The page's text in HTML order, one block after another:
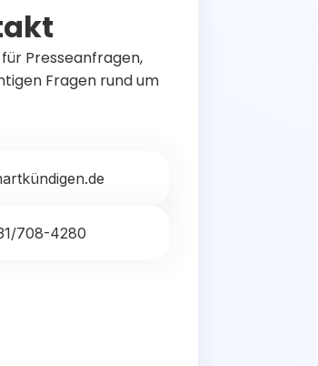
Presseanfragen,
Fragen rund um
708-4280